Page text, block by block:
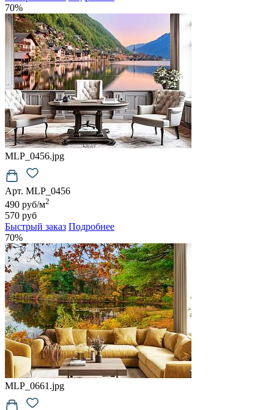
70%
MLP_0456.jpg
Арт. MLP_0456
490 руб/м2
570 руб
Быстрый заказ Подробнее
70%
MLP_0661.jpg